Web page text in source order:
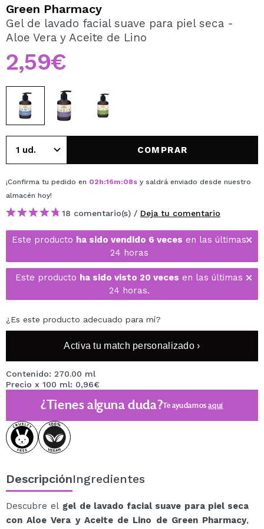
Al crear una cuenta en Maquillalia.com podrás realizar
tus compras rápidamente, revisar el estado de tus
CREAR CUENTA
Green Pharmacy
Gel de lavado facial suave para piel seca -
Aloe Vera y Aceite de Lino
2,59€
COMPRAR
¡Confirma tu pedido en 02h:16m:08s y saldrá enviado desde nuestro
almacén hoy!
18 comentario(s) / Deja tu comentario
Este producto ha sido vendido 6 veces en las últimas
24 horas
Este producto ha sido visto 20 veces en las últimas
24 horas.
¿Es este producto adecuado para mí?
Activa tu match personalizado ›
Contenido: 270.00 ml
Precio x 100 ml: 0,96€
¿Tienes alguna duda?Te ayudamosaquí
DescripciónIngredientes
Descubre el gel de lavado facial suave para piel seca
con Aloe Vera y Aceite de Lino de Green Pharmacy,